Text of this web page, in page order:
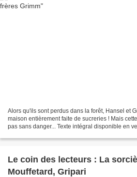
Alors qu'ils sont perdus dans la forêt, Hansel et
maison entièrement faite de sucreries ! Mais
pas sans danger... Texte intégral disponible en
Le coin des lecteurs : La
Mouffetard, Gripari